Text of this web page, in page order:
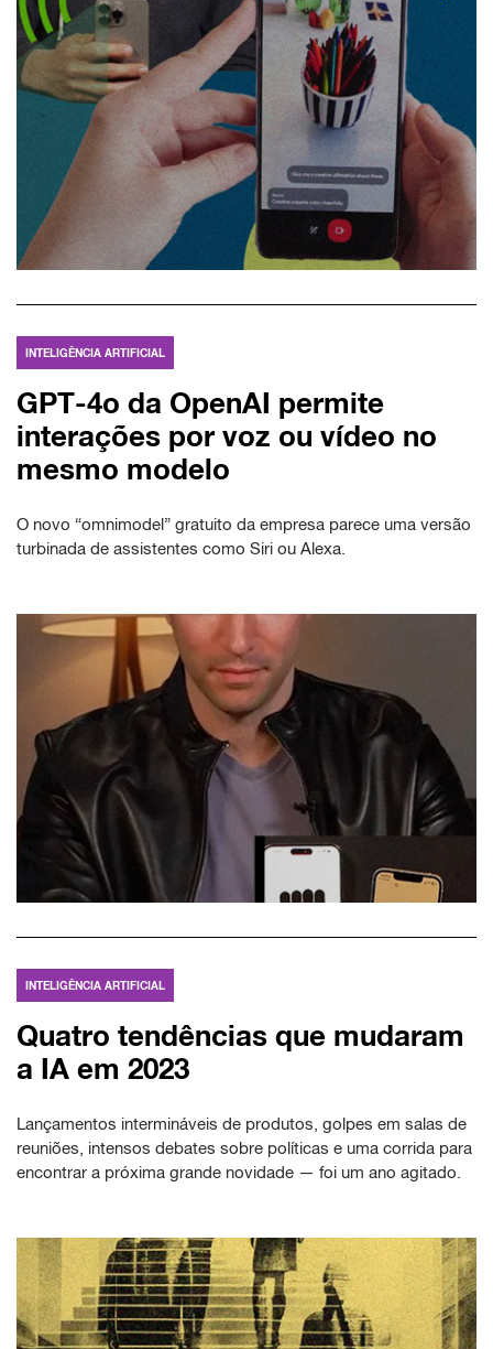
INTELIGÊNCIA ARTIFICIAL
GPT-4o da OpenAI permite
interações por voz ou vídeo no
mesmo modelo
O novo “omnimodel” gratuito da empresa parece uma versão
turbinada de assistentes como Siri ou Alexa.
INTELIGÊNCIA ARTIFICIAL
Quatro tendências que mudaram
a IA em 2023
Lançamentos intermináveis de produtos, golpes em salas de
reuniões, intensos debates sobre políticas e uma corrida para
encontrar a próxima grande novidade — foi um ano agitado.